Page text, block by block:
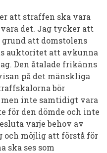
att straffen ska vara
det. Jag tycker att
att domstolens
auktoritet att avkunna
Den åtalade frikänns
på det mänskliga
bör
men inte samtidigt vara
för den dömde och inte
varje behov av
och möjlig att förstå för
ska ses som